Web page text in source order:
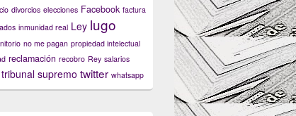
divorcios elecciones Facebook factura
inmunidad real Ley lugo
no me pagan propiedad intelectual
reclamación recobro Rey salarios
tribunal supremo twitter whatsapp